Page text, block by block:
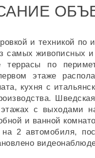
и техникой
живописных
по
этаже
кухня с
с выходами
и ванной
2 автомобиля,